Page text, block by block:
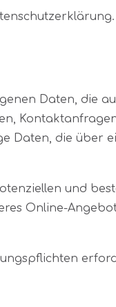
Daten, die
Daten, die über
und
Online-